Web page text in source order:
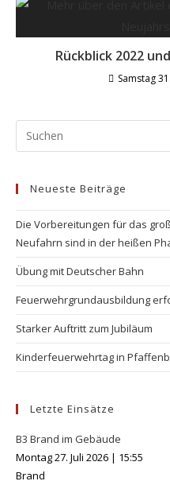
Rückblick 2022
Samstag
Neueste Beiträge
Die Vorbereitungen für das
Neufahrn sind in der heißen
Übung mit Deutscher Bahn
Feuerwehrgrundausbildung
Starker Auftritt zum Jubiläum
Kinderfeuerwehrtag in
Letzte Einsätze
B3 Brand im Gebäude
Montag 27. Juli 2026 | 15:55
Brand